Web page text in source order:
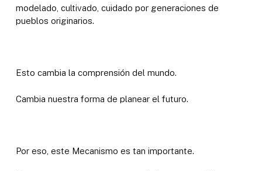
modelado, cultivado, cuidado por generaciones de
pueblos originarios.
Esto cambia la comprensión del mundo.
Cambia nuestra forma de planear el futuro.
Por eso, este Mecanismo es tan importante.